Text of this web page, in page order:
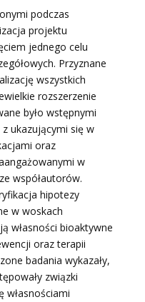
podczas
projektu
jednego celu
Przyznane
wszystkich
rozszerzenie
było wstępnymi
ukazującymi się w
oraz
w
współautorów.
hipotezy
w woskach
własności bioaktywne
oraz terapii
badania wykazały,
związki
własnościami